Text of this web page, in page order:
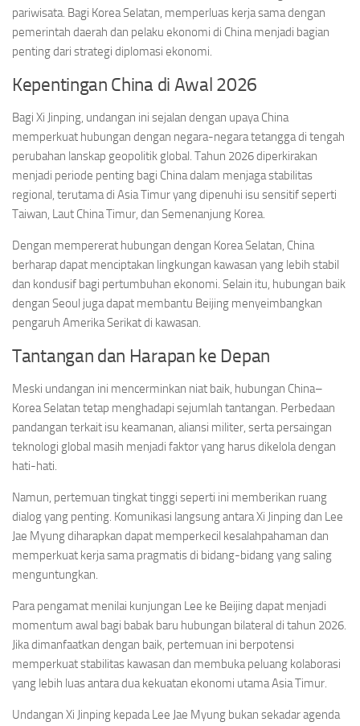
pariwisata. Bagi Korea Selatan, memperluas kerja sama dengan
pemerintah daerah dan pelaku ekonomi di China menjadi bagian
penting dari strategi diplomasi ekonomi.
Kepentingan China di Awal 2026
Bagi Xi Jinping, undangan ini sejalan dengan upaya China
memperkuat hubungan dengan negara-negara tetangga di tengah
perubahan lanskap geopolitik global. Tahun 2026 diperkirakan
menjadi periode penting bagi China dalam menjaga stabilitas
regional, terutama di Asia Timur yang dipenuhi isu sensitif seperti
Taiwan, Laut China Timur, dan Semenanjung Korea.
Dengan mempererat hubungan dengan Korea Selatan, China
berharap dapat menciptakan lingkungan kawasan yang lebih stabil
dan kondusif bagi pertumbuhan ekonomi. Selain itu, hubungan baik
dengan Seoul juga dapat membantu Beijing menyeimbangkan
pengaruh Amerika Serikat di kawasan.
Tantangan dan Harapan ke Depan
Meski undangan ini mencerminkan niat baik, hubungan China–
Korea Selatan tetap menghadapi sejumlah tantangan. Perbedaan
pandangan terkait isu keamanan, aliansi militer, serta persaingan
teknologi global masih menjadi faktor yang harus dikelola dengan
hati-hati.
Namun, pertemuan tingkat tinggi seperti ini memberikan ruang
dialog yang penting. Komunikasi langsung antara Xi Jinping dan Lee
Jae Myung diharapkan dapat memperkecil kesalahpahaman dan
memperkuat kerja sama pragmatis di bidang-bidang yang saling
menguntungkan.
Para pengamat menilai kunjungan Lee ke Beijing dapat menjadi
momentum awal bagi babak baru hubungan bilateral di tahun 2026.
Jika dimanfaatkan dengan baik, pertemuan ini berpotensi
memperkuat stabilitas kawasan dan membuka peluang kolaborasi
yang lebih luas antara dua kekuatan ekonomi utama Asia Timur.
Undangan Xi Jinping kepada Lee Jae Myung bukan sekadar agenda